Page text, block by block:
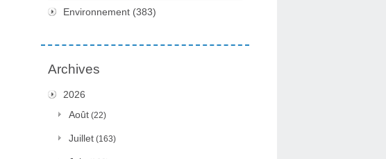
Environnement (383)
Archives
2026
Août (22)
Juillet (163)